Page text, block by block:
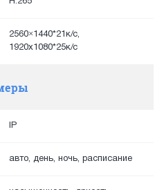
2560×1440*21к/с,
1920х1080*25к/с
IP
авто, день, ночь, расписание